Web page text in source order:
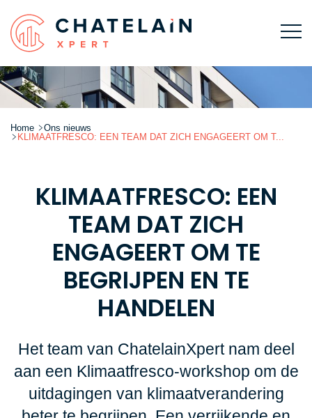
Home
Ons nieuws
KLIMAATFRESCO: EEN TEAM DAT ZICH ENGAGEERT OM T...
KLIMAATFRESCO: EEN
TEAM DAT ZICH
ENGAGEERT OM TE
BEGRIJPEN EN TE
HANDELEN
Het team van ChatelainXpert nam deel
aan een Klimaatfresco-workshop om de
uitdagingen van klimaatverandering